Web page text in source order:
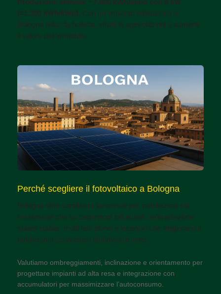
Produzione stimata: ~7.800 kWh/anno con 6 kW
(≈1.300 kWh/kWp). Con un impianto ottimizzato a
Bologna riduci la bolletta, sfrutti le agevolazioni e aumenti
il valore dell’immobile.
Perché scegliere il fotovoltaico a Bologna
Bologna offre condizioni favorevoli per installazioni sia
residenziali che su capannoni industriali: un’irradiazione
solare stabile, molti tetti idonei e incentivi che migliorano il
rendimento economico dell’investimento.
Valutiamo ombreggiamenti, inclinazione e orientamento per
progettare impianti ad alta resa e integrazione con
accumulatori per massimizzare l’autoconsumo.